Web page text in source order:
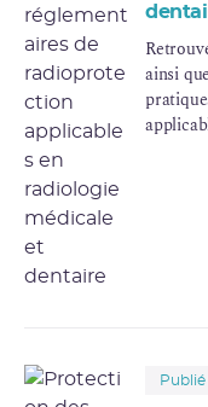
ainsi
Publié